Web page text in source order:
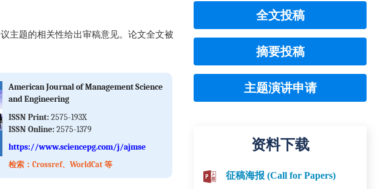
主题的相关性给出审稿意见。论文全文被
American Journal of Management Science
and Engineering
ISSN Print: 2575-193X
ISSN Online: 2575-1379
https://www.sciencepg.com/j/ajmse
检索：Crossref、WorldCat 等
全文投稿
摘要投稿
主题演讲申请
资料下载
征稿海报 (Call for Papers)